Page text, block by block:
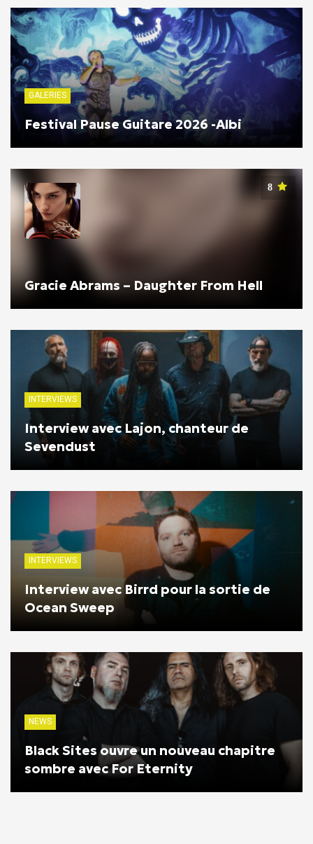
GALERIES
Festival Pause Guitare 2026 -Albi
8
Gracie Abrams – Daughter From Hell
INTERVIEWS
Interview avec Lajon, chanteur de
Sevendust
INTERVIEWS
Interview avec Birrd pour la sortie de
Ocean Sweep
NEWS
Black Sites ouvre un nouveau chapitre
sombre avec For Eternity